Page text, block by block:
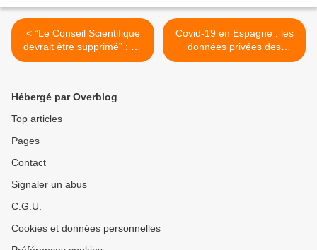
< “Le Conseil Scientifique
devrait être supprimé” : 35
scientifiques accusent
Covid-19 en Espagne : les
données privées des
malades seront transmises
Hébergé par Overblog
Top articles
Pages
Contact
Signaler un abus
C.G.U.
Cookies et données personnelles